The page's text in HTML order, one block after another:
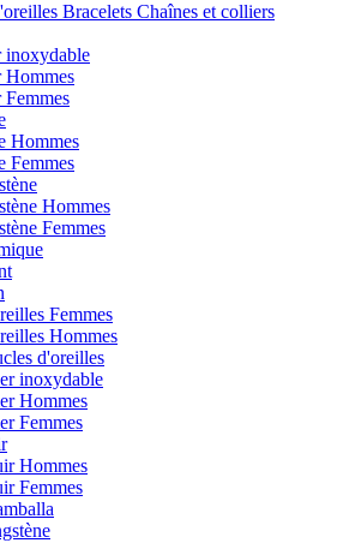
Bracelets Chaînes et colliers
inoxydable
Hommes
Femmes
Hommes
Femmes
Hommes
Femmes
Femmes
Hommes
d'oreilles
inoxydable
Hommes
Femmes
Hommes
Femmes